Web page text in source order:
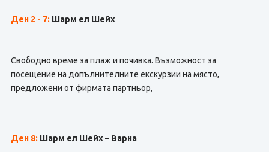
Ден 2 - 7: Шарм ел Шейх
Свободно време за плаж и почивка. Възможност за
посещение на допълнителните екскурзии на място,
предложени от фирмата партньор,
Ден 8: Шарм ел Шейх – Варна